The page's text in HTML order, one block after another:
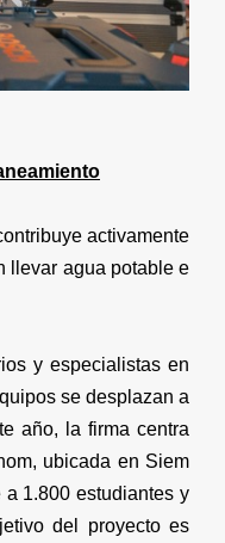
activamente
llevar agua potable e
y especialistas en
se desplazan a
año, la firma centra
, ubicada en Siem
1.800 estudiantes y
del proyecto es